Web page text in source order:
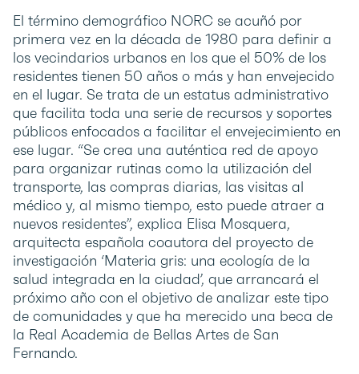
El término demográfico NORC se acuñó por
primera vez en la década de 1980 para definir a
los vecindarios urbanos en los que el 50% de los
residentes tienen 50 años o más y han envejecido
en el lugar. Se trata de un estatus administrativo
que facilita toda una serie de recursos y soportes
públicos enfocados a facilitar el envejecimiento en
ese lugar. “Se crea una auténtica red de apoyo
para organizar rutinas como la utilización del
transporte, las compras diarias, las visitas al
médico y, al mismo tiempo, esto puede atraer a
nuevos residentes”, explica Elisa Mosquera,
arquitecta española coautora del proyecto de
investigación ‘Materia gris: una ecología de la
salud integrada en la ciudad’, que arrancará el
próximo año con el objetivo de analizar este tipo
de comunidades y que ha merecido una beca de
la Real Academia de Bellas Artes de San
Fernando.